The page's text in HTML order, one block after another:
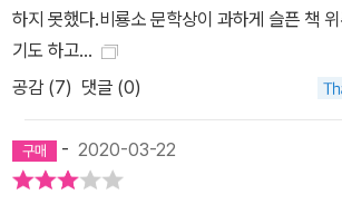
하지 못했다.비룡소 문학상이 과하게 슬픈 책
기도 하고...
공감 (7) 댓글 (0)
- 2020-03-22